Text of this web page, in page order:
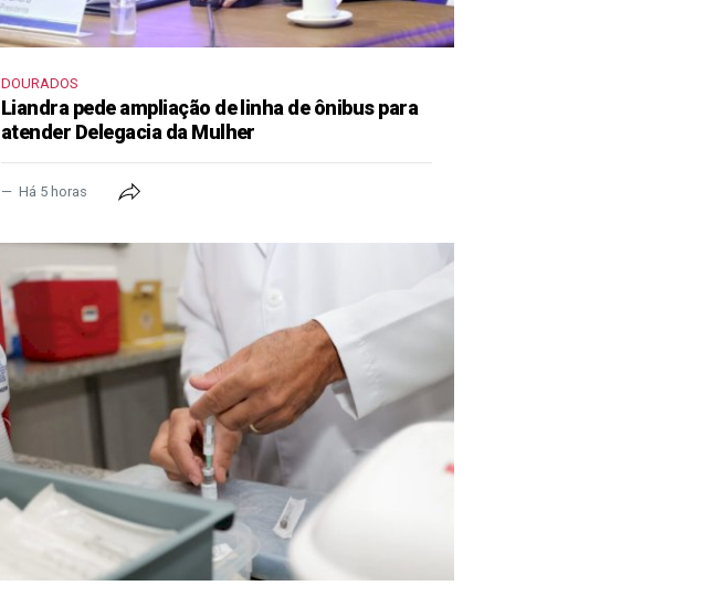
DOURADOS
Liandra pede ampliação de linha de ônibus para
atender Delegacia da Mulher
Há 5 horas